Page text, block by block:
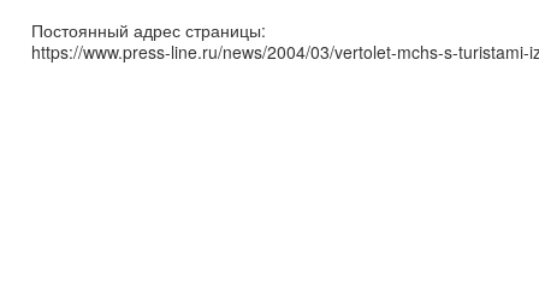
Постоянный адрес страницы:
https://www.press-line.ru/news/2004/03/vertolet-mchs-s-